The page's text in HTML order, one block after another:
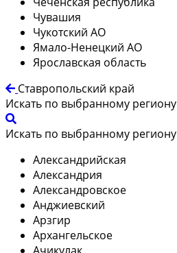
Чувашия
Чукотский АО
Ямало-Ненецкий АО
Ярославская область
Ставропольский край
Искать по выбранному региону
Искать по выбранному региону
Александрийская
Александрия
Александровское
Анджиевский
Арзгир
Архангельское